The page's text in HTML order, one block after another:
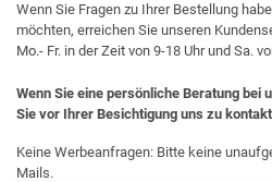
Wenn Sie Fragen zu Ihrer Bestellung
möchten, erreichen Sie unseren
Mo.- Fr. in der Zeit von 9-18 Uhr und Sa.
Wenn Sie eine persönliche Beratung bei
Sie vor Ihrer Besichtigung uns zu
Keine Werbeanfragen: Bitte keine
Mails.